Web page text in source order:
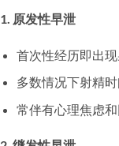
1. 原发性早泄
首次性经历即出
多数情况下射精
常伴有心理焦虑